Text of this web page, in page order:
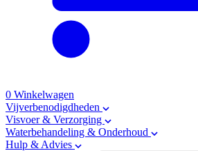
0 Winkelwagen
Vijverbenodigdheden
Visvoer & Verzorging
Waterbehandeling & Onderhoud
Hulp & Advies